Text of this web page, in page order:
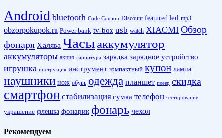
Android bluetooth Code Coupon Discount featured led mp3
obzorpokupok.ru Power bank tv-box usb watch XIAOMI Обзор
фонаря Халява Часыаккумулятор
аккумуляторы акция гарнитура зарядка зарядное устройство
игрушка инструкция инструмент компактный купон лампа
наушники нож обувь одежда планшет плеер скидка
смартфон стабилизация сумка телефон тестирование
украшение флешка фонарик фонарь чехол
Рекомендуем